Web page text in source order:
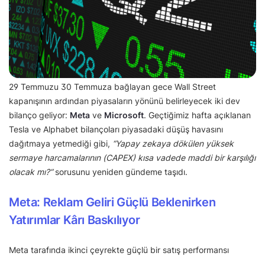
29 Temmuzu 30 Temmuza bağlayan gece Wall Street
kapanışının ardından piyasaların yönünü belirleyecek iki dev
bilanço geliyor: Meta ve Microsoft. Geçtiğimiz hafta açıklanan
Tesla ve Alphabet bilançoları piyasadaki düşüş havasını
dağıtmaya yetmediği gibi, “Yapay zekaya dökülen yüksek
sermaye harcamalarının (CAPEX) kısa vadede maddi bir karşılığı
olacak mı?”sorusunu yeniden gündeme taşıdı.
Meta: Reklam Geliri Güçlü Beklenirken
Yatırımlar Kârı Baskılıyor
Meta tarafında ikinci çeyrekte güçlü bir satış performansı